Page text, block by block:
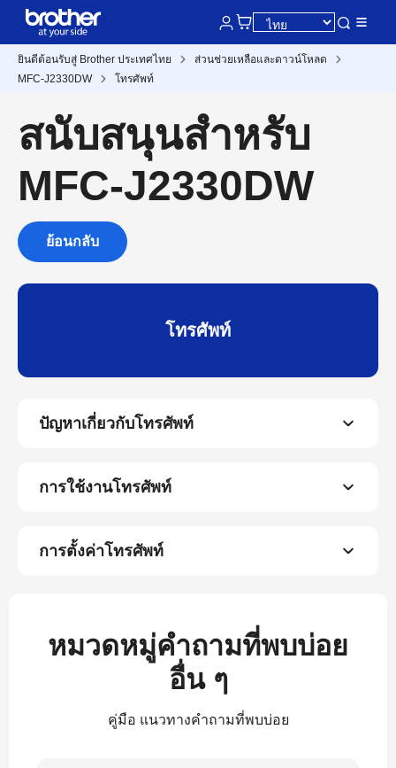
ยินดีต้อนรับสู่ Brother ประเทศไทย
ส่วนช่วยเหลือและดาวน์โหลด
MFC-J2330DW
โทรศัพท์
สนับสนุนสำหรับ
MFC-J2330DW
ย้อนกลับ
โทรศัพท์
ปัญหาเกี่ยวกับโทรศัพท์
การใช้งานโทรศัพท์
การตั้งค่าโทรศัพท์
หมวดหมู่คำถามที่พบบ่อย
อื่น ๆ
คู่มือ แนวทางคำถามที่พบบ่อย